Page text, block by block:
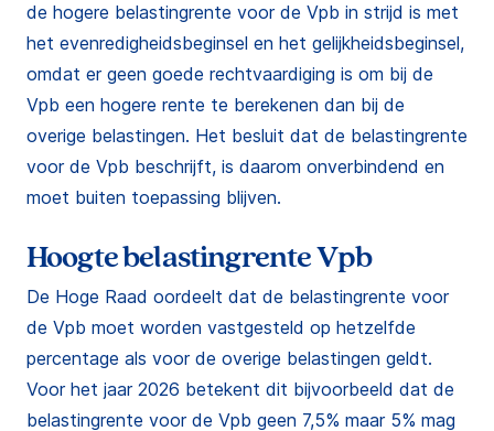
de hogere belastingrente voor de Vpb in strijd is met
het evenredigheidsbeginsel en het gelijkheidsbeginsel,
omdat er geen goede rechtvaardiging is om bij de
Vpb een hogere rente te berekenen dan bij de
overige belastingen. Het besluit dat de belastingrente
voor de Vpb beschrijft, is daarom onverbindend en
moet buiten toepassing blijven.
Hoogte belastingrente Vpb
De Hoge Raad oordeelt dat de belastingrente voor
de Vpb moet worden vastgesteld op hetzelfde
percentage als voor de overige belastingen geldt.
Voor het jaar 2026 betekent dit bijvoorbeeld dat de
belastingrente voor de Vpb geen 7,5% maar 5% mag